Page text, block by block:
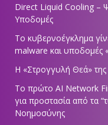
Direct Liquid Cooling –
Υποδομές
Το κυβερνοέγκλημα
malware και υποδομές
Η «Στρογγυλή Θεά»
Tο πρώτο AI Network
για προστασία από τα
Νοημοσύνης